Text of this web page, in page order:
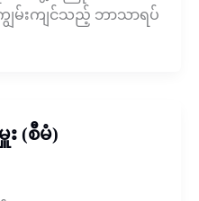
ျွမ်းကျင်သည့် ဘာသာရပ်
း (စီမံ)